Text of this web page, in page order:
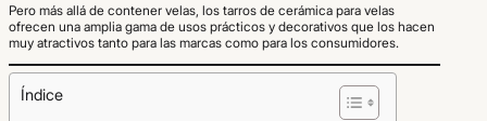
Pero más allá de contener velas, los tarros de cerámica para velas
ofrecen una amplia gama de usos prácticos y decorativos que los hacen
muy atractivos tanto para las marcas como para los consumidores.
Índice